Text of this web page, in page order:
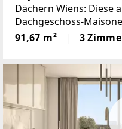
Stadtpark, Wien
Rochusmarkt
Dächern Wiens: Diese
Dachgeschoss-
Zuhause, sie ist ein
entzieht und
91,67 m² 3